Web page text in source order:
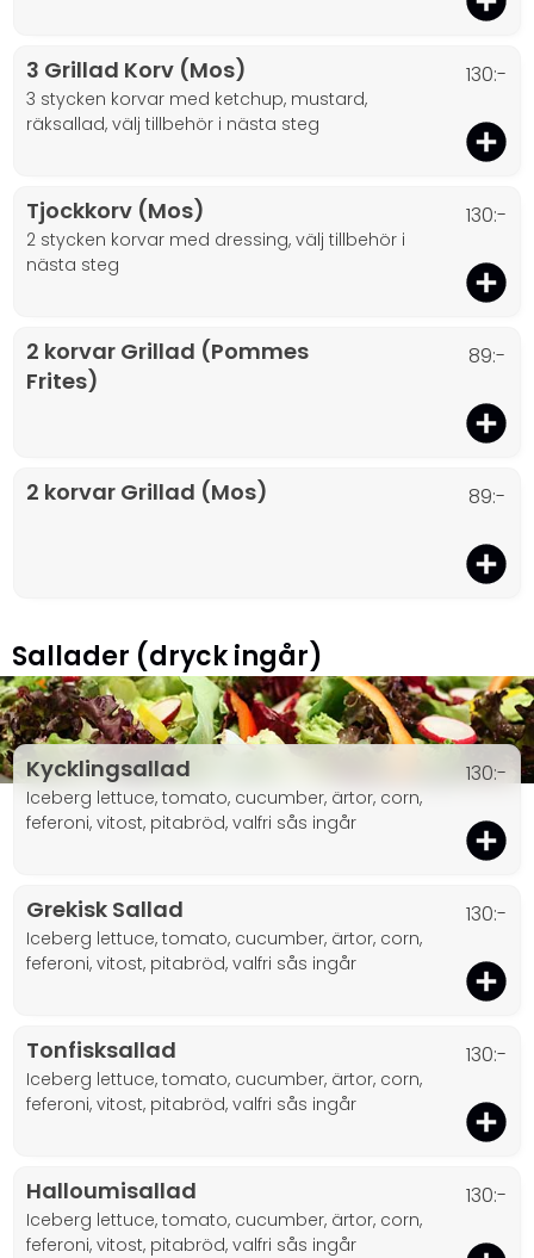
3 Grillad Korv (Mos)
3 stycken korvar med ketchup, mustard,
räksallad, välj tillbehör i nästa steg
130:-
Tjockkorv (Mos)
2 stycken korvar med dressing, välj tillbehör i
nästa steg
130:-
2 korvar Grillad (Pommes
Frites)
89:-
2 korvar Grillad (Mos) 89:-
Sallader (dryck ingår)
Kycklingsallad
iceberg lettuce, tomato, cucumber, ärtor, corn,
feferoni, vitost, pitabröd, valfri sås ingår
130:-
Grekisk Sallad
iceberg lettuce, tomato, cucumber, ärtor, corn,
feferoni, vitost, pitabröd, valfri sås ingår
130:-
Tonfisksallad
iceberg lettuce, tomato, cucumber, ärtor, corn,
feferoni, vitost, pitabröd, valfri sås ingår
130:-
Halloumisallad
iceberg lettuce, tomato, cucumber, ärtor, corn,
feferoni, vitost, pitabröd, valfri sås ingår
130:-